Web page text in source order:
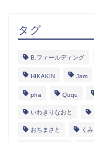
タグ
B.フィールディング
HIKAKIN Jam
pha Ququ
いわきりなおと
おちまさと くみ